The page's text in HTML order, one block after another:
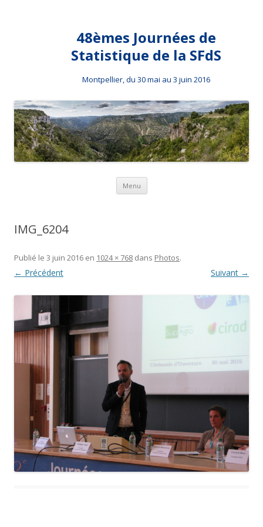
48èmes Journées de
Statistique de la SFdS
Montpellier, du 30 mai au 3 juin 2016
Menu Aller au contenu principal
IMG_6204
Publié le 3 juin 2016 en 1024 × 768 dans Photos.
← Précédent Suivant →